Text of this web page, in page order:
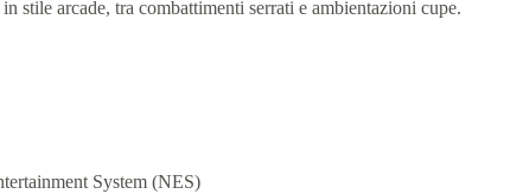
stile arcade, tra combattimenti serrati e ambientazioni cupe.
System (NES)